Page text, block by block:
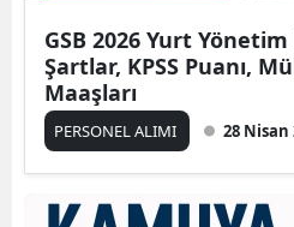
GSB 2026 Yurt Yönetim
Şartlar, KPSS Puanı,
Maaşları
PERSONEL ALIMI 28 Nisan